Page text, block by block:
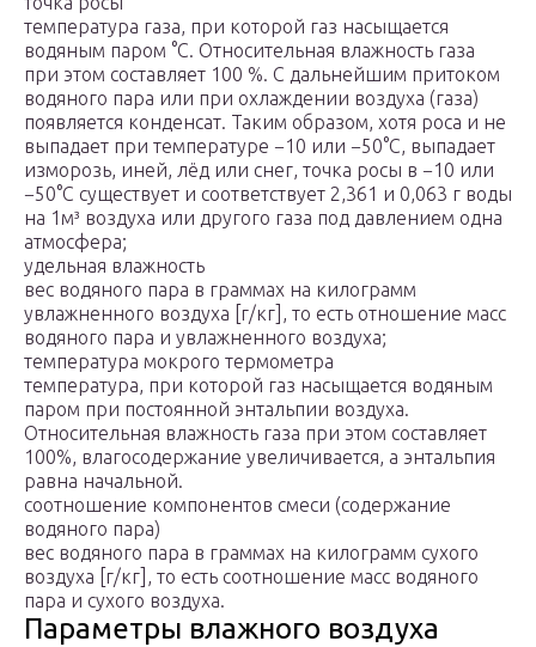
температура газа, при которой газ насыщается
водяным паром °C. Относительная влажность газа
при этом составляет 100 %. С дальнейшим притоком
водяного пара или при охлаждении воздуха (газа)
появляется конденсат. Таким образом, хотя роса и не
выпадает при температуре −10 или −50°C, выпадает
изморозь, иней, лёд или снег, точка росы в −10 или
−50°C существует и соответствует 2,361 и 0,063 г воды
на 1м³ воздуха или другого газа под давлением одна
атмосфера;
удельная влажность
вес водяного пара в граммах на килограмм
увлажненного воздуха [г/кг], то есть отношение масс
водяного пара и увлажненного воздуха;
температура мокрого термометра
температура, при которой газ насыщается водяным
паром при постоянной энтальпии воздуха.
Относительная влажность газа при этом составляет
100%, влагосодержание увеличивается, а энтальпия
равна начальной.
соотношение компонентов смеси (содержание
водяного пара)
вес водяного пара в граммах на килограмм сухого
воздуха [г/кг], то есть соотношение масс водяного
пара и сухого воздуха.
Параметры влажного воздуха